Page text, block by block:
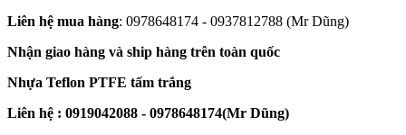
Liên hệ mua hàng: 0978648174 - 0937812788 (Mr Dũng)
Nhận giao hàng và ship hàng trên toàn quốc
Nhựa Teflon PTFE tấm trắng
Liên hệ : 0919042088 - 0978648174(Mr Dũng)